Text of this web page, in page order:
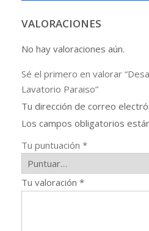
VALORACIONES
No hay valoraciones aún.
Sé el primero en valorar
Lavatorio Paraiso”
Tu dirección de correo
Los campos obligatorios
Tu puntuación *
Tu valoración *